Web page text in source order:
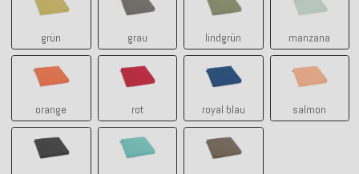
grün grau lindgrün manzana
orange
orange
rot
rot
royal blau
royal blau
salmon
salmon
schwarz türkis tabacco